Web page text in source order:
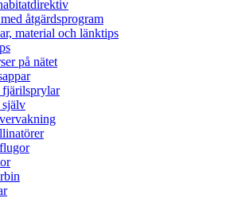
åtgärdsprogram
material och länktips
på nätet